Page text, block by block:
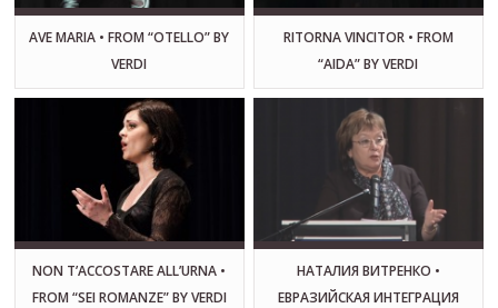
AVE MARIA • FROM “OTELLO” BY
VERDI
RITORNA VINCITOR • FROM
“AIDA” BY VERDI
NON T’ACCOSTARE ALL’URNA •
FROM “SEI ROMANZE” BY VERDI
НАТАЛИЯ ВИТРЕНКО •
ЕВРАЗИЙСКАЯ ИНТЕГРАЦИЯ